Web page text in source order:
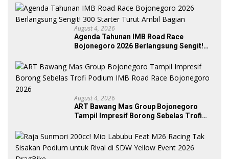
August 4, 2026
Agenda Tahunan IMB Road Race
Bojonegoro 2026 Berlangsung Sengit!
August 4, 2026
ART Bawang Mas Group Bojonegoro
Tampil Impresif Borong Sebelas Trofi
2026